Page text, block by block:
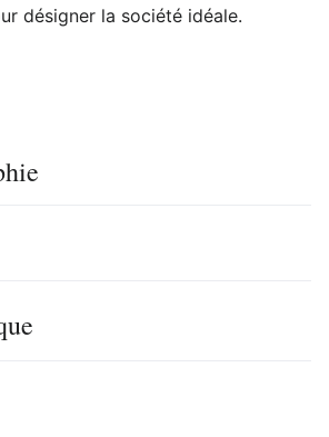
désigner la société idéale.